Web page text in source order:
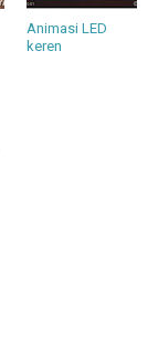
Animasi LED
keren